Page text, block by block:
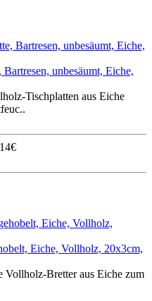
unbesäumt, Eiche,
Tischplatten aus Eiche
Eiche, Vollholz, 20x3cm,
Vollholz-Bretter aus Eiche zum